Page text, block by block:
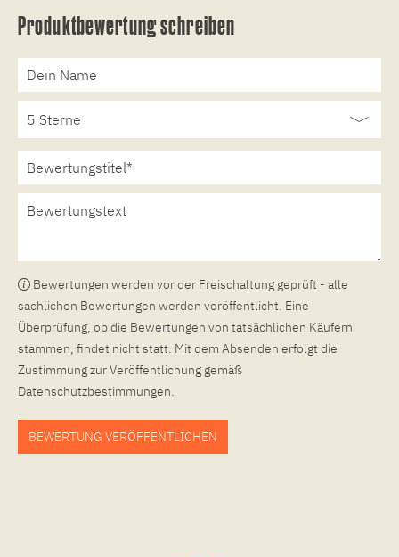
Produktbewertung schreiben
Bewertungen werden vor der Freischaltung geprüft - alle
sachlichen Bewertungen werden veröffentlicht. Eine
Überprüfung, ob die Bewertungen von tatsächlichen Käufern
stammen, findet nicht statt. Mit dem Absenden erfolgt die
Zustimmung zur Veröffentlichung gemäß
Datenschutzbestimmungen.
BEWERTUNG VERÖFFENTLICHEN